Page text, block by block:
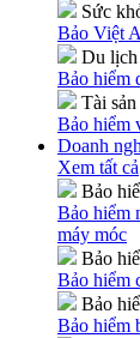
Sức
Bảo Việt
Du lịch
Bảo hiểm
Tài sản
Bảo hiểm
Doanh
Xem tất cả
Bảo
Bảo hiểm
máy móc
Bảo
Bảo hiểm
Bảo
Bảo hiểm